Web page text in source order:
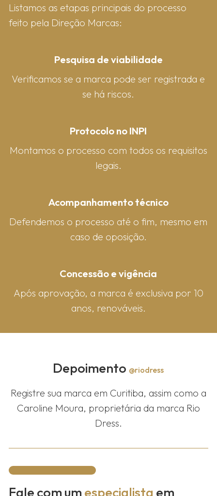
Listamos as etapas principais do processo
feito pela Direção Marcas:
Pesquisa de viabilidade
Verificamos se a marca pode ser registrada e
se há riscos.
Protocolo no INPI
Montamos o processo com todos os requisitos
legais.
Acompanhamento técnico
Defendemos o processo até o fim, mesmo em
caso de oposição.
Concessão e vigência
Após aprovação, a marca é exclusiva por 10
anos, renováveis.
Depoimento @riodress
Registre sua marca em Curitiba, assim como a
Caroline Moura, proprietária da marca Rio
Dress.
Fale com um especialista em